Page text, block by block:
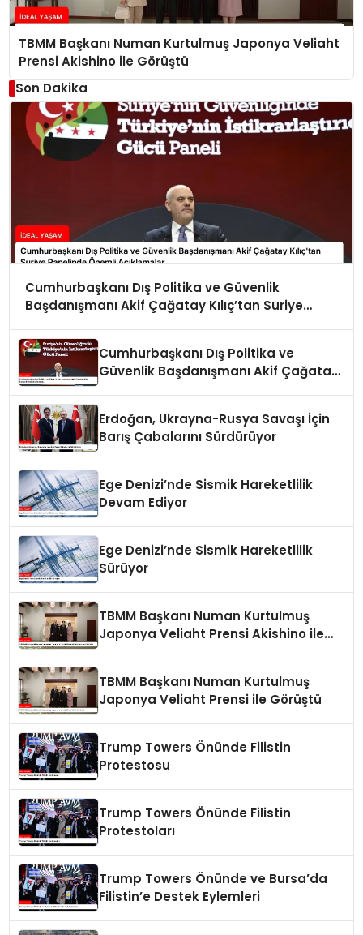
TBMM Başkanı Numan Kurtulmuş Japonya Veliaht
Prensi Akishino ile Görüştü
Son Dakika
Cumhurbaşkanı Dış Politika ve Güvenlik
Başdanışmanı Akif Çağatay Kılıç’tan Suriye
Cumhurbaşkanı Dış Politika ve
Güvenlik Başdanışmanı Akif Çağatay
Erdoğan, Ukrayna-Rusya Savaşı İçin
Barış Çabalarını Sürdürüyor
Ege Denizi’nde Sismik Hareketlilik
Devam Ediyor
Ege Denizi’nde Sismik Hareketlilik
Sürüyor
TBMM Başkanı Numan Kurtulmuş
Japonya Veliaht Prensi Akishino ile
TBMM Başkanı Numan Kurtulmuş
Japonya Veliaht Prensi ile Görüştü
Trump Towers Önünde Filistin
Protestosu
Trump Towers Önünde Filistin
Protestoları
Trump Towers Önünde ve Bursa’da
Filistin’e Destek Eylemleri